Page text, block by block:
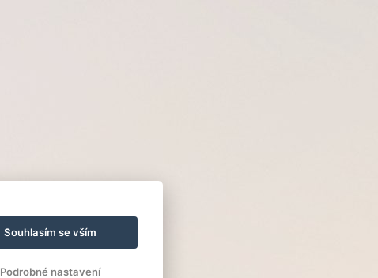
Souhlasím se vším
Podrobné nastavení